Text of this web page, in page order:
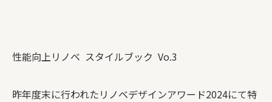
性能向上リノベ スタイルブック Vo.3
昨年度末に行われたリノベデザインアワード2024にて特